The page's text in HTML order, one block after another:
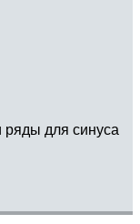
ряды для синуса